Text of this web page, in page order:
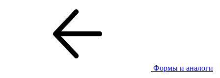
Формы и аналоги